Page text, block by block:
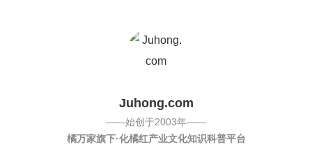
Juhong.com
——始创于2003年——
橘万家旗下·化橘红产业文化知识科普平台